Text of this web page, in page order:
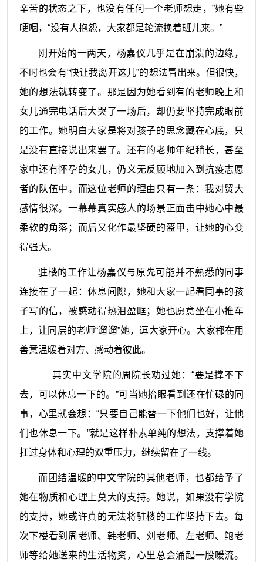
辛苦的状态之下，也没有任何一个老师想走，”她有些
哽咽，“没有人抱怨，大家都是轮流换着班儿来。”
刚开始的一两天，杨嘉仪几乎是在崩溃的边缘，
不时也会有“快让我离开这儿”的想法冒出来。但很快，
她的想法就转变了。那是因为她看到有的老师 晚上和
女儿通完电话后大哭了一场后，却仍要坚持完成眼前
的工作。她明白大家是将对孩子的思念藏在心底，只
是没有直接说出来罢了。还有的老师年纪稍长，甚至
家中还有怀孕的女儿，仍义无反顾地加入到抗疫志愿
者的队伍中。而这位老师的理由只有一条：我对贸大
感情很深。一幕幕真实感人的场景正面击中她心中最
柔软的角落；而后又化作最坚硬的盔甲，让她的心变
得强大。
驻楼的工作让杨嘉仪与原先可能并不熟悉的同事
连接在了一起：休息间隙，她和大家一起看同事的孩
子写的信，被感动得热泪盈眶；她也愿意坐在小推车
上，让同层的老师“遛遛”她，逗大家开心。大家都在用
善意温暖着对方、感动着彼此。
其实中文学院的周院长劝过她：“要是撑不下
去，可以休息一下的。”可当她抬眼看到还在忙碌的同
事，心里就会想：“只要自己能替一下他们也好，让他
们也休息一下。”就是这样朴素单纯的想法，支撑着她
扛过身体和心理的双重压力，继续留在了一线。
而团结温暖的中文学院的其他老师，也都给予了
她在物质和心理上莫大的支持。她说，如果没有学院
的支持，她或许真的无法将驻楼的工作坚持下去。每
次下楼看到周老师、韩老师、刘老师、左老师、鲍老
师等给她送来的生活物资，心里总会涌起一股暖流。